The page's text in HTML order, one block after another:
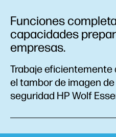
Funciones
capacidades
empresas.
Trabaje eficientemente
el tambor de imagen
seguridad HP Wolf